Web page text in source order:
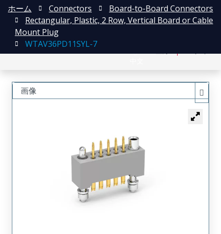
ホーム Connectors
Board-to-Board Connectors
Rectangular, Plastic, 2 Row, Vertical Board or Cable
Mount Plug
WTAV36PD11SYL-7
画像